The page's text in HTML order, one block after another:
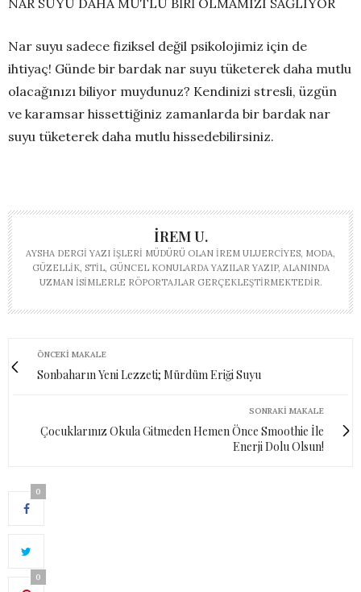
NAR SUYU DAHA MUTLU BİRİ OLMAMIZI SAĞLIYOR
Nar suyu sadece fiziksel değil psikolojimiz için de
ihtiyaç! Günde bir bardak nar suyu tüketerek daha mutlu
olacağınızı biliyor muydunuz? Kendinizi stresli, üzgün
ve karamsar hissettiğiniz zamanlarda bir bardak nar
suyu tüketerek daha mutlu hissedebilirsiniz.
İREM U.
AYSHA DERGI YAZI İŞLERI MÜDÜRÜ OLAN İREM ULUERCIYES, MODA,
GÜZELLIK, STIL, GÜNCEL KONULARDA YAZILAR YAZIP, ALANINDA
UZMAN ISIMLERLE RÖPORTAJLAR GERÇEKLEŞTIRMEKTEDIR.
ÖNCEKI MAKALE
Sonbaharın Yeni Lezzeti; Mürdüm Eriği Suyu
SONRAKI MAKALE
Çocuklarınız Okula Gitmeden Hemen Önce Smoothie İle
Enerji Dolu Olsun!
0
0